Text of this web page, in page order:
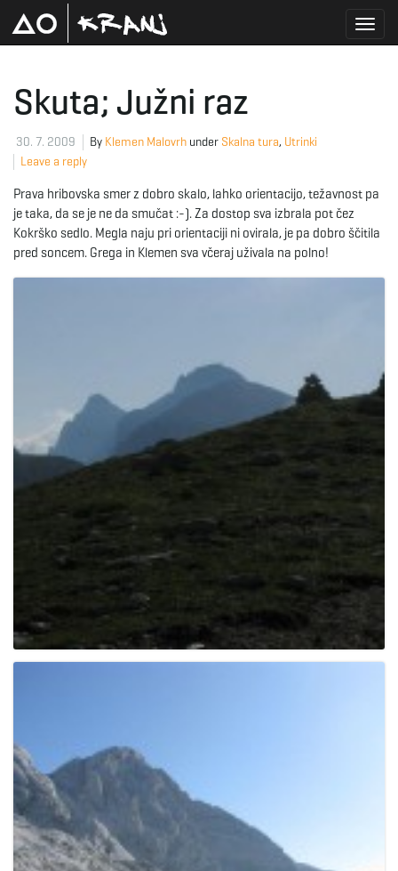
g
g
n
a
v
Skuta; Južni raz
30. 7. 2009 By Klemen Malovrh under Skalna tura, Utrinki
Leave a reply
Prava hribovska smer z dobro skalo, lahko orientacijo, težavnost pa
je taka, da se je ne da smučat :-). Za dostop sva izbrala pot čez
Kokrško sedlo. Megla naju pri orientaciji ni ovirala, je pa dobro ščitila
pred soncem. Grega in Klemen sva včeraj uživala na polno!